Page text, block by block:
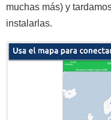
muchas más) y
instalarlas.